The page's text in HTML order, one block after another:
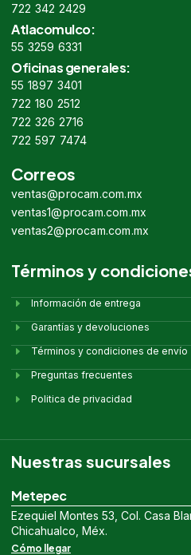
722 342 2429
Atlacomulco:
55 3259 6331
Oficinas generales:
55 1897 3401
722 180 2512
722 326 2716
722 597 7474
Correos
ventas@procam.com.mx
ventas1@procam.com.mx
ventas2@procam.com.mx
Términos y
Información de entrega
Garantías y devoluciones
Términos y condiciones de envío
Preguntas frecuentes
Politica de privacidad
Nuestras sucursales
Metepec
Ezequiel Montes 53, Col. Casa
Chicahualco, Méx.
Cómo llegar